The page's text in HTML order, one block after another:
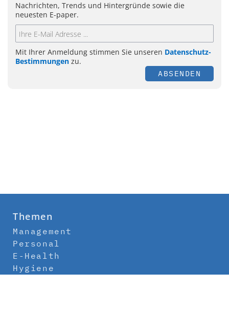
Nachrichten, Trends und Hintergründe sowie die
neuesten E-paper.
Mit Ihrer Anmeldung stimmen Sie unseren Datenschutz-
Bestimmungen zu.
ABSENDEN
Themen
Management
Personal
E-Health
Hygiene